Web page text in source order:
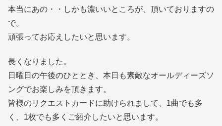
本当にあの・・しかも濃いいところが、頂いておりますの
で。
頑張ってお応えしたいと思います。
長くなりました。
日曜日の午後のひととき、本日も素敵なオールディーズソ
ングでお楽しみを頂きます。
皆様のリクエストカードに助けられまして、1曲でも多
く、1枚でも多くご紹介したいと思います。